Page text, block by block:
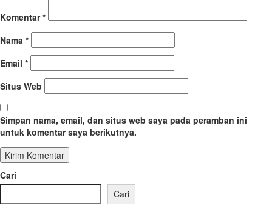
Komentar*
Nama *
Email *
Situs Web
Simpan nama, email, dan situs web saya pada peramban ini
untuk komentar saya berikutnya.
Cari
Cari